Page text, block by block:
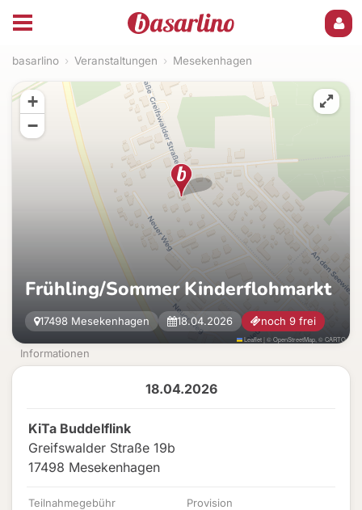
basarlino › Veranstaltungen › Mesekenhagen
Informationen
18.04.2026
KiTa Buddelflink
Greifswalder Straße 19b
17498 Mesekenhagen
Teilnahmegebühr Provision
Frühling/Sommer Kinderflohmarkt
17498 Mesekenhagen 18.04.2026 noch 9 frei
+
−
Leaflet| ©OpenStreetMap , ©CARTO